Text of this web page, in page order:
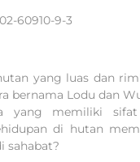
60910-9-3
yang luas dan
bernama Lodu dan
yang memiliki sifat
di hutan
sahabat?